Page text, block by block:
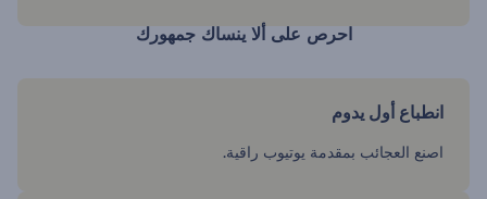
احرص على ألا ينساك جمهورك
انطباع أول يدوم
اصنع العجائب بمقدمة يوتيوب راقية.